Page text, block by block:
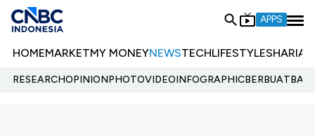
APPS
HOMEMARKETMY MONEYNEWSTECHLIFESTYLESHARIA
RESEARCHOPINIONPHOTOVIDEOINFOGRAPHIC